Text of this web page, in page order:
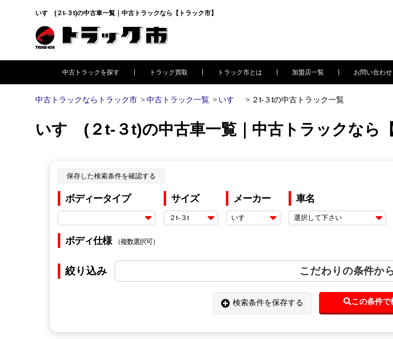
いすゞ(２t-３t)の中古車一覧｜中古トラックなら【トラック市】
中古トラックを探す トラック買取 トラック市とは 加盟店一覧 お問い合わせ
中古トラックならトラック市 中古トラック一覧 いすゞ ２t-３tの中古トラック一覧
いすゞ(２t-３t)の中古車一覧｜中古トラックなら
保存した検索条件を確認する
ボディータイプ サイズ メーカー 車名
ボディ仕様 （複数選択可）
絞り込み こだわりの条件か
検索条件を保存する この条件で